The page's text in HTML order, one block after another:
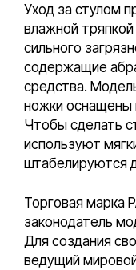
Уход за стулом
влажной
сильного
содержащие
средства.
ножки оснащены
Чтобы сделать
используют
штабелируются
Торговая марка
законодатель
Для создания
ведущий